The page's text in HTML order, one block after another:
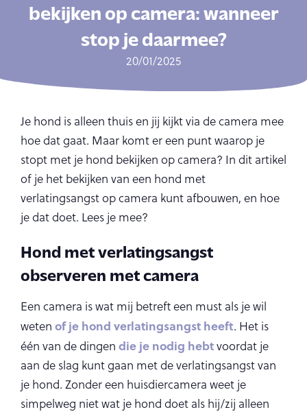
bekijken op camera: wanneer
stop je daarmee?
20/01/2025
Je hond is alleen thuis en jij kijkt via de camera mee
hoe dat gaat. Maar komt er een punt waarop je
stopt met je hond bekijken op camera? In dit artikel
of je het bekijken van een hond met
verlatingsangst op camera kunt afbouwen, en hoe
je dat doet. Lees je mee?
Hond met verlatingsangst
observeren met camera
Een camera is wat mij betreft een must als je wil
weten of je hond verlatingsangst heeft. Het is
één van de dingen die je nodig hebtvoordat je
aan de slag kunt gaan met de verlatingsangst van
je hond. Zonder een huisdiercamera weet je
simpelweg niet wat je hond doet als hij/zij alleen